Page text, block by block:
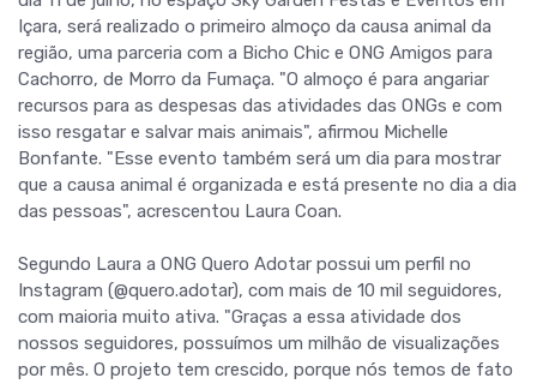
Içara, será realizado o primeiro almoço da causa animal da
região, uma parceria com a Bicho Chic e ONG Amigos para
Cachorro, de Morro da Fumaça. "O almoço é para angariar
recursos para as despesas das atividades das ONGs e com
isso resgatar e salvar mais animais", afirmou Michelle
Bonfante. "Esse evento também será um dia para mostrar
que a causa animal é organizada e está presente no dia a dia
das pessoas", acrescentou Laura Coan.
Segundo Laura a ONG Quero Adotar possui um perfil no
Instagram (@quero.adotar), com mais de 10 mil seguidores,
com maioria muito ativa. "Graças a essa atividade dos
nossos seguidores, possuímos um milhão de visualizações
por mês. O projeto tem crescido, porque nós temos de fato